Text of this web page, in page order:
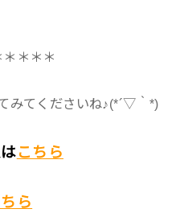
＊＊＊
みてくださいね♪(*´▽｀*)
こちら
ら